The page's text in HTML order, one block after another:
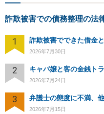
詐欺被害での債務整理の法
1 詐欺被害でできた借金
2026年7月30日
2 キャバ嬢と客の金銭ト
2026年7月24日
3 弁護士の態度に不満、
2026年7月15日